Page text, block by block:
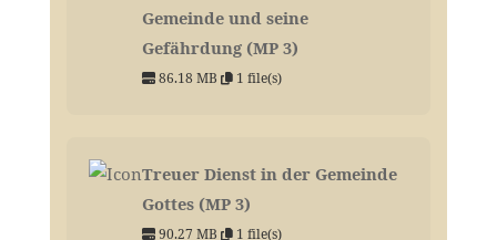
Gemeinde und seine
Gefährdung (MP 3)
86.18 MB 1 file(s)
Treuer Dienst in der Gemeinde
Gottes (MP 3)
90.27 MB 1 file(s)